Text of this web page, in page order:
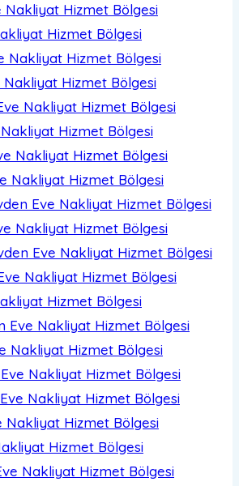
Nakliyat Hizmet Bölgesi
Hizmet Bölgesi
Nakliyat Hizmet Bölgesi
Nakliyat Hizmet Bölgesi
Nakliyat Hizmet Bölgesi
Nakliyat Hizmet Bölgesi
Nakliyat Hizmet Bölgesi
Nakliyat Hizmet Bölgesi
Eve Nakliyat Hizmet Bölgesi
Nakliyat Hizmet Bölgesi
Eve Nakliyat Hizmet Bölgesi
Nakliyat Hizmet Bölgesi
Hizmet Bölgesi
Eve Nakliyat Hizmet Bölgesi
Nakliyat Hizmet Bölgesi
Nakliyat Hizmet Bölgesi
Nakliyat Hizmet Bölgesi
Nakliyat Hizmet Bölgesi
Hizmet Bölgesi
Nakliyat Hizmet Bölgesi